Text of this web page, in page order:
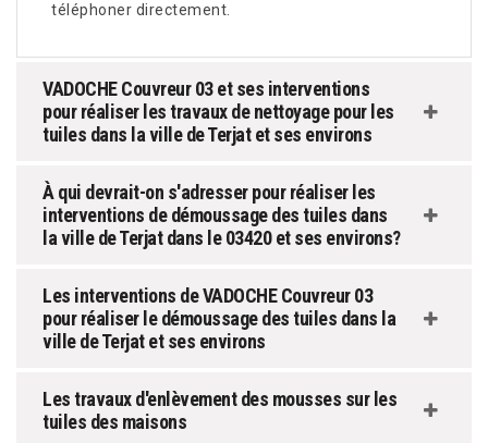
téléphoner directement.
VADOCHE Couvreur 03 et ses interventions
pour réaliser les travaux de nettoyage pour les
tuiles dans la ville de Terjat et ses environs
À qui devrait-on s'adresser pour réaliser les
interventions de démoussage des tuiles dans
la ville de Terjat dans le 03420 et ses environs?
Les interventions de VADOCHE Couvreur 03
pour réaliser le démoussage des tuiles dans la
ville de Terjat et ses environs
Les travaux d'enlèvement des mousses sur les
tuiles des maisons